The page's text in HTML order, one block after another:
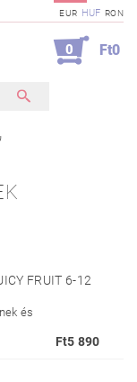
EUR HUF RON
0 Ft0
FRUIT 6-12
és
Ft5 890